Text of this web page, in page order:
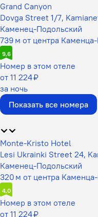
Grand Canyon
Dovga Street 1/7,
Каменец-Подольский
739 м от центра
9,6
Номер в этом отеле
от 11 224 ₽
за ночь
Показать все номера
Monte-Kristo Hotel
Lesi Ukrainki Street 24,
Каменец-Подольский
320 м от центра
4,0
Номер в этом отеле
от 11 224 ₽